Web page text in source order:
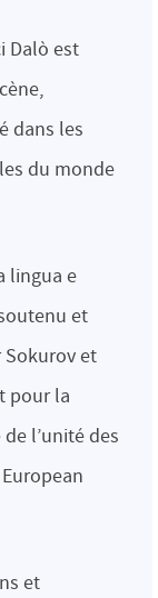
Dalò est
dans les
du monde
lingua e
et
Sokurov et
pour la
l’unité des
et